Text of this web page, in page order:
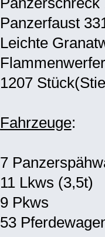
Panzerfaust
Leichte
1207
Fahrzeuge:
7
11 Lkws (3,5t)
9 Pkws
53